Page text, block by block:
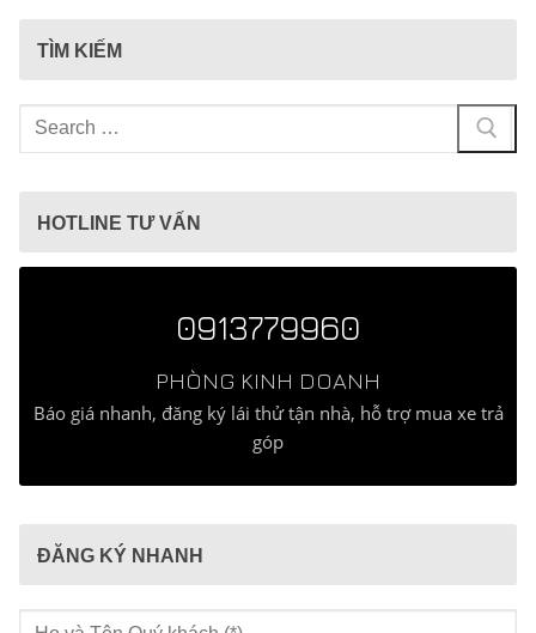
TÌM KIẾM
Tìm
kiếm
HOTLINE TƯ VẤN
0913779960
PHÒNG KINH DOANH
Báo giá nhanh, đăng ký lái thử tận nhà, hỗ trợ mua xe trả
góp
ĐĂNG KÝ NHANH